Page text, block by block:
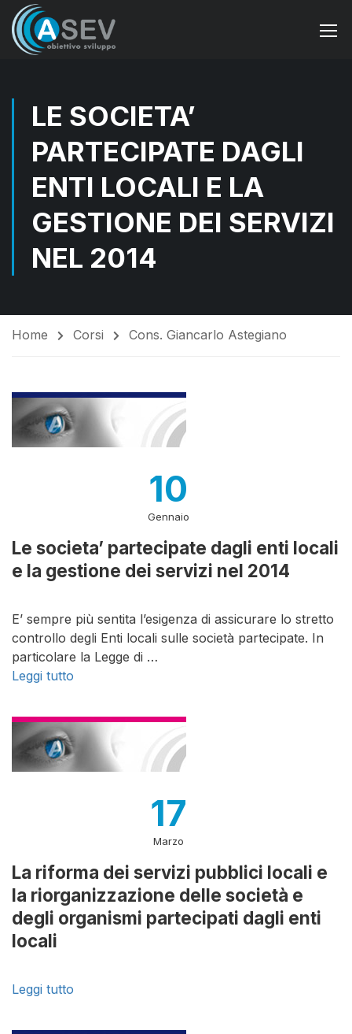
LE SOCIETA’
PARTECIPATE DAGLI
ENTI LOCALI E LA
GESTIONE DEI SERVIZI
NEL 2014
Home Corsi Cons. Giancarlo Astegiano
10
Gennaio
Le societa’ partecipate dagli enti locali
e la gestione dei servizi nel 2014
E’ sempre più sentita l’esigenza di assicurare lo stretto
controllo degli Enti locali sulle società partecipate. In
particolare la Legge di …
Leggi tutto
17
Marzo
La riforma dei servizi pubblici locali e
la riorganizzazione delle società e
degli organismi partecipati dagli enti
locali
Leggi tutto